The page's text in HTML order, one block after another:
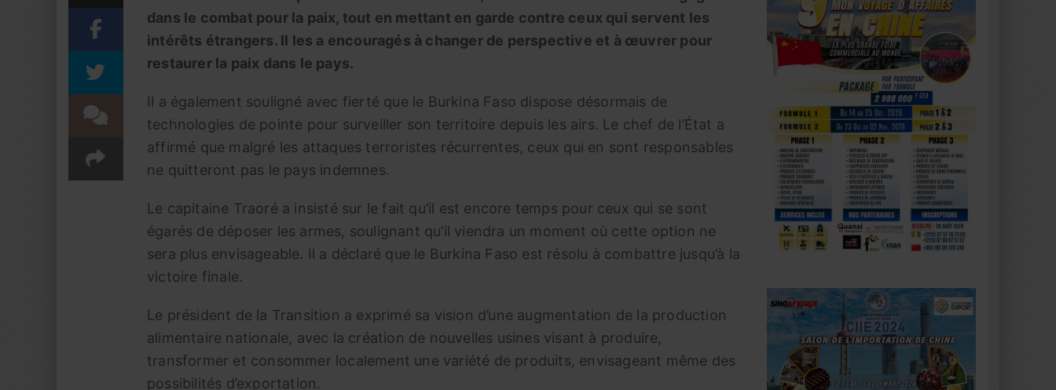
dans le combat pour la paix, tout en mettant en garde contre ceux qui servent les
intérêts étrangers. Il les a encouragés à changer de perspective et à œuvrer pour
restaurer la paix dans le pays.
Il a également souligné avec fierté que le Burkina Faso dispose désormais de
technologies de pointe pour surveiller son territoire depuis les airs. Le chef de l’État a
affirmé que malgré les attaques terroristes récurrentes, ceux qui en sont responsables
ne quitteront pas le pays indemnes.
Le capitaine Traoré a insisté sur le fait qu’il est encore temps pour ceux qui se sont
égarés de déposer les armes, soulignant qu’il viendra un moment où cette option ne
sera plus envisageable. Il a déclaré que le Burkina Faso est résolu à combattre jusqu’à la
victoire finale.
Le président de la Transition a exprimé sa vision d’une augmentation de la production
alimentaire nationale, avec la création de nouvelles usines visant à produire,
transformer et consommer localement une variété de produits, envisageant même des
possibilités d’exportation.